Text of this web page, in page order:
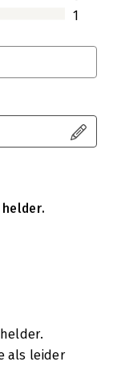
1
als leider